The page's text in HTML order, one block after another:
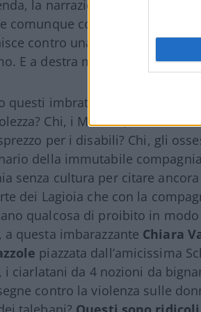
la narrazione imposta dalla
comunque colpa del governo
contro una integrazione
E a destra muti e passivi
questi imbrattacarte di quinta
Chi, i Manzini, i
per i disabili? Chi, gli
della immutabile
senza cultura per citare
dei Lagioia che con la
qualcosa di proibito in
a questa imbarazzante Chiara
piazzata dall’amicissima
i ciarlatani da 4 nozioni da
contro la violenza sulle